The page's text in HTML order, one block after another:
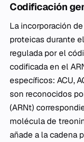
Codificación
La incorporación
proteicas durante
regulada por el
codificada en el
específicos: ACU,
son reconocidos
(ARNt)
molécula de
añade a la cadena